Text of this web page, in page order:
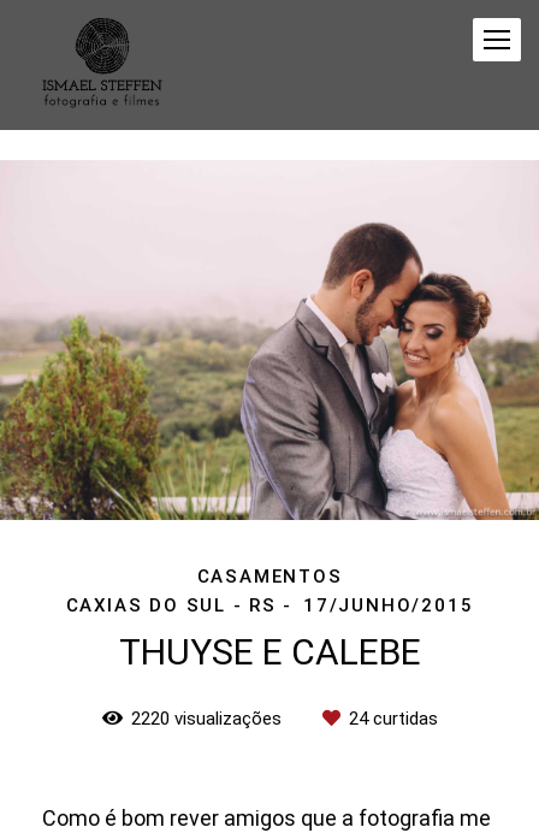
CASAMENTOS
CAXIAS DO SUL - RS
17/JUNHO/2015
THUYSE E CALEBE
2220 visualizações 24curtidas
Como é bom rever amigos que a fotografia me